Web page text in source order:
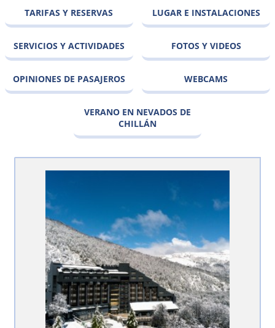
TARIFAS Y RESERVAS LUGAR E INSTALACIONES
SERVICIOS Y ACTIVIDADES FOTOS Y VIDEOS
OPINIONES DE PASAJEROS WEBCAMS
VERANO EN NEVADOS DE
CHILLÁN